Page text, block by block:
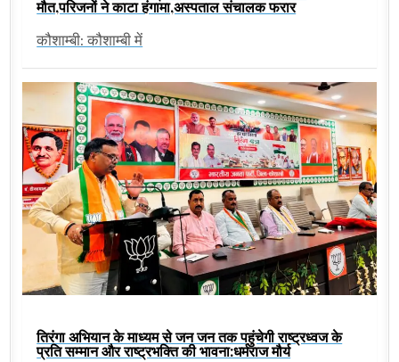
मौत,परिजनों ने काटा हंगामा,अस्पताल संचालक फरार
कौशाम्बी: कौशाम्बी में
तिरंगा अभियान के माध्यम से जन जन तक पहुंचेगी राष्ट्रध्वज के
प्रति सम्मान और राष्ट्रभक्ति की भावना:धर्मराज मौर्य